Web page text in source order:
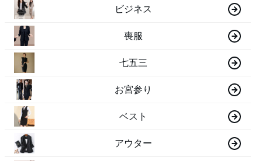
ビジネス
喪服
七五三
お宮参り
ベスト
アウター